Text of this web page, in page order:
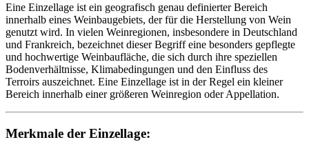
Eine Einzellage ist ein geografisch genau definierter Bereich
innerhalb eines Weinbaugebiets, der für die Herstellung von Wein
genutzt wird. In vielen Weinregionen, insbesondere in Deutschland
und Frankreich, bezeichnet dieser Begriff eine besonders gepflegte
und hochwertige Weinbaufläche, die sich durch ihre speziellen
Bodenverhältnisse, Klimabedingungen und den Einfluss des
Terroirs auszeichnet. Eine Einzellage ist in der Regel ein kleiner
Bereich innerhalb einer größeren Weinregion oder Appellation.
Merkmale der Einzellage: